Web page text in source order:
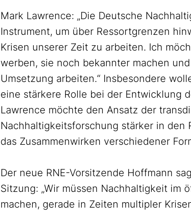
Mark Lawrence: „Die Deutsche
Instrument, um über Ressortgrenzen
Krisen unserer Zeit zu arbeiten. Ich
werben, sie noch bekannter machen
Umsetzung arbeiten.“ Insbesondere
eine stärkere Rolle bei der Entwicklung
Lawrence möchte den Ansatz der
Nachhaltigkeitsforschung stärker in den
das Zusammenwirken verschiedener
Der neue RNE-Vorsitzende Hoffmann
Sitzung: „Wir müssen Nachhaltigkeit im
machen, gerade in Zeiten multipler